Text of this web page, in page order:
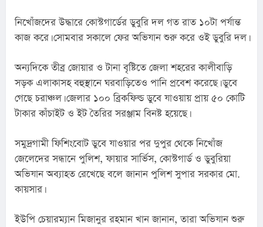
নিখোঁজদের উদ্ধারে কোস্টগার্ডের ডুবুরি দল গত রাত ১০টা পর্যান্ত
কাজ করে। সোমবার সকালে ফের অভিযান শুরু করে ওই ডুবুরি দল।
অন্যদিকে তীব্র জোয়ার ও টানা বৃষ্টিতে জেলা শহরের কালীবাড়ি
সড়ক এলাকাসহ বহুস্থানে ঘরবাড়িতেও পানি প্রবেশ করেছে। ডুবে
গেছে চরাঞ্চল। জেলার ১০০ ব্রিকফিল্ড ডুবে যাওয়ায় প্রায় ৫০ কোটি
টাকার কাঁচাইট ও ইট তৈরির সরঞ্জাম বিনষ্ট হয়েছে।
সমুদ্রগামী ফিশিংবোট ডুবে যাওয়ার পর দুপুর থেকে নিখোঁজ
জেলেদের সন্ধানে পুলিশ, ফায়ার সার্ভিস, কোস্টগার্ড ও ডুবুরিয়া
অভিযান অব্যাহত রেখেছে বলে জানান পুলিশ সুপার সরকার মো.
কায়সার।
ইউপি চেয়ারম্যান মিজানুর রহমান খান জানান, তারা অভিযান শুরু